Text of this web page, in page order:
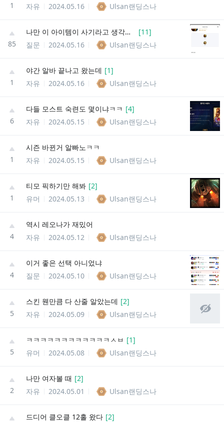
1
자유
2024.05.16 Ulsan랜딩스나
85
나만 이 아이템이 사기라고 생각하냐 [11]
질문
2024.05.16 Ulsan랜딩스나
1
야간 알바 끝나고 왔는데 [1]
자유
2024.05.16 Ulsan랜딩스나
6
다들 모스트 숙련도 몇이냐ㅋㅋ [4]
자유
2024.05.15 Ulsan랜딩스나
1
시즌 바뀐거 알빠노ㅋㅋ
자유
2024.05.15 Ulsan랜딩스나
1
티모 픽하기만 해봐 [2]
유머
2024.05.13 Ulsan랜딩스나
4
역시 레오나가 재밌어
자유
2024.05.12 Ulsan랜딩스나
4
이거 좋은 선택 아니었냐
질문
2024.05.10 Ulsan랜딩스나
5
스킨 웬만큼 다 산줄 알았는데 [2]
자유
2024.05.09 Ulsan랜딩스나
5
ㅋㅋㅋㅋㅋㅋㅋㅋㅋㅋㅋㅋㅅㅂ [1]
유머
2024.05.08 Ulsan랜딩스나
2
나만 여자볼 때 [2]
자유
2024.05.01 Ulsan랜딩스나
드디어 클오클 12홀 왔다 [2]